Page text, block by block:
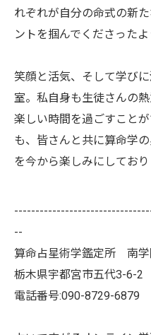
れぞれが自分の命式の新
ントを掴んでくださったよ
笑顔と活気、そして学び
室。私自身も生徒さんの
楽しい時間を過ごすこと
も、皆さんと共に算命学
を今から楽しみにしており
--
算命占星術学鑑定所 南学
栃木県宇都宮市五代3-6-2
電話番号:090-8729-6879